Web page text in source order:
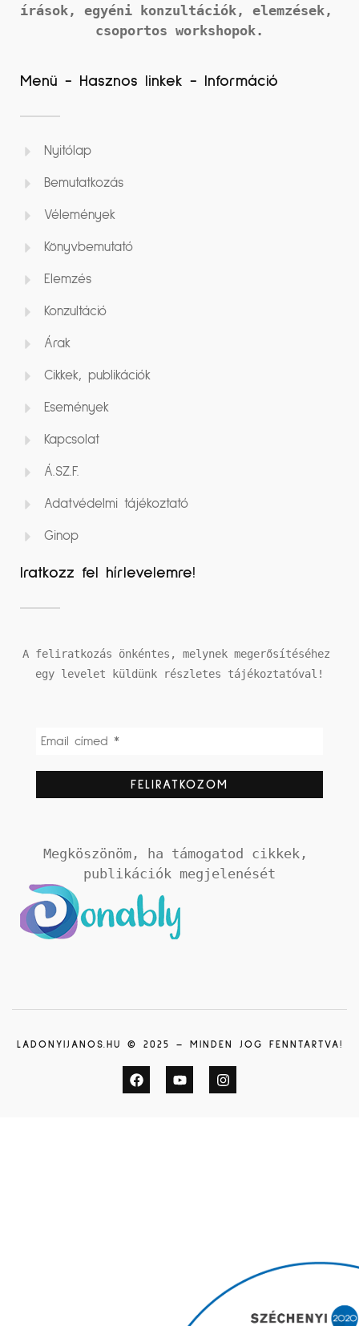
írások,
csoportos workshopok.
Menü - Hasznos linkek - Információ
Nyitólap
Bemutatkozás
Vélemények
Könyvbemutató
Elemzés
Konzultáció
Árak
Cikkek, publikációk
Események
Kapcsolat
Á.SZ.F.
Adatvédelmi tájékoztató
Ginop
Iratkozz fel hírlevelemre!
A feliratkozás önkéntes, melynek megerősítéséhez
egy levelet küldünk részletes tájékoztatóval!
Megköszönöm, ha támogatod cikkek,
publikációk megjelenését
LADONYIJANOS.HU © 2025 – MINDEN JOG FENNTARTVA!